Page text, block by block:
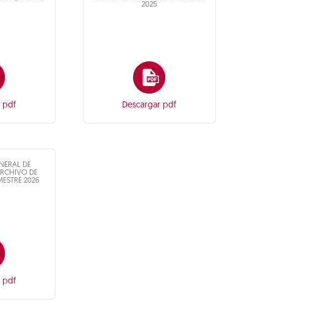
pdf
2025
Descargar pdf
DE
DE
2026
pdf